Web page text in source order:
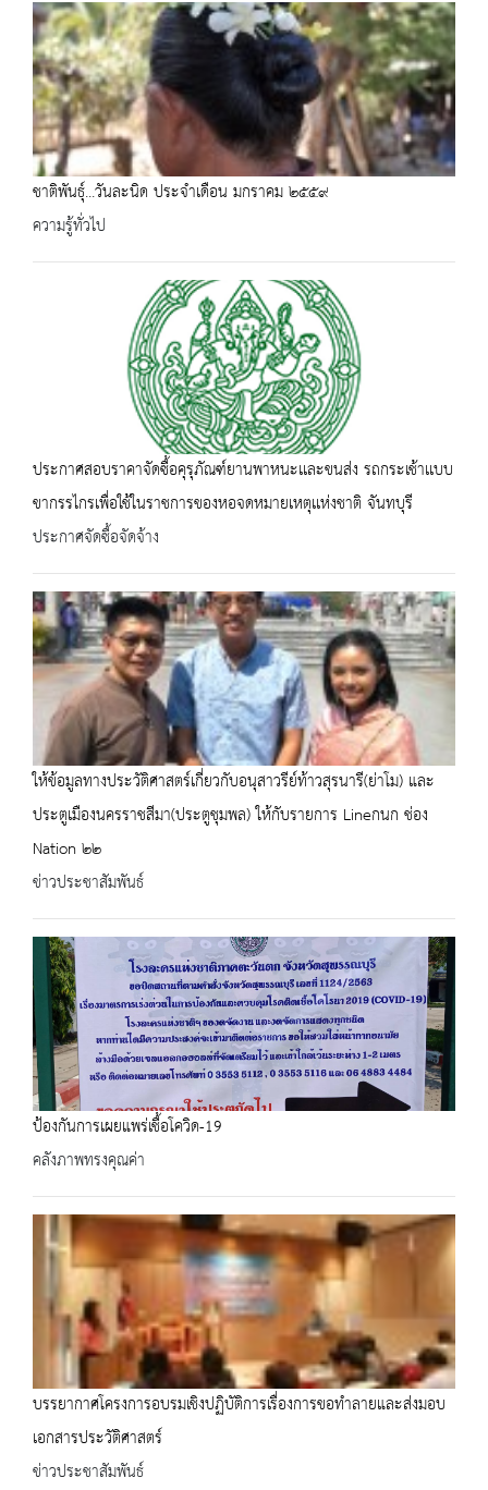
ชาติพันธุ์...วันละนิด ประจำเดือน มกราคม ๒๕๕๙
ความรู้ทั่วไป
ประกาศสอบราคาจัดซื้อคุรุภัณฑ์ยานพาหนะเเละขนส่ง รถกระเช้าเเบบ
ขากรรไกรเพื่อใช้ในราชการของหอจดหมายเหตุเเห่งชาติ จันทบุรี
ประกาศจัดซื้อจัดจ้าง
ให้ข้อมูลทางประวัติศาสตร์เกี่ยวกับอนุสาวรีย์ท้าวสุรนารี(ย่าโม) และ
ประตูเมืองนครราชสีมา(ประตูชุมพล) ให้กับรายการ Lineกนก ช่อง
Nation ๒๒
ข่าวประชาสัมพันธ์
ป้องกันการเผยแพร่เชื้อโควิด-19
คลังภาพทรงคุณค่า
บรรยากาศโครงการอบรมเชิงปฏิบัติการเรื่องการขอทำลายและส่งมอบ
เอกสารประวัติศาสตร์
ข่าวประชาสัมพันธ์